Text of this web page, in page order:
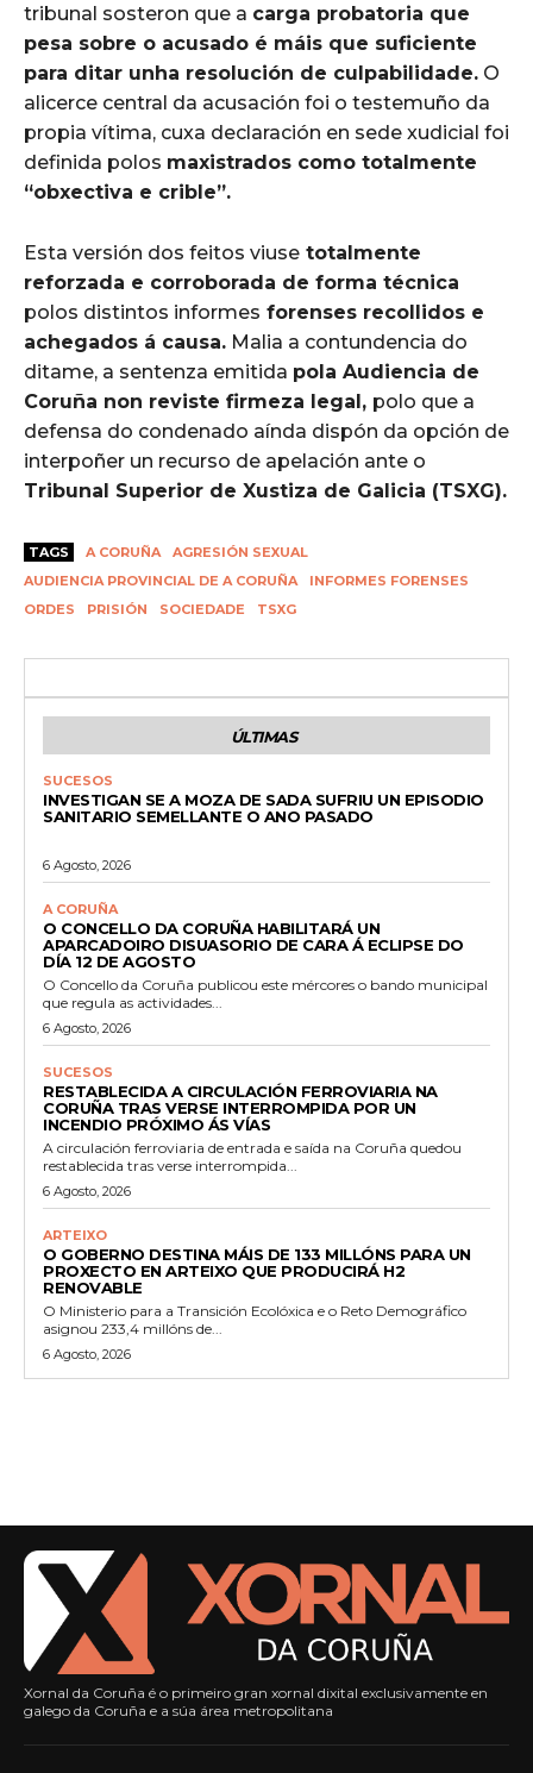
tribunal sosteron que a carga probatoria que
pesa sobre o acusado é máis que suficiente
para ditar unha resolución de culpabilidade. O
alicerce central da acusación foi o testemuño da
propia vítima, cuxa declaración en sede xudicial foi
definida polos maxistrados como totalmente
“obxectiva e crible”.
Esta versión dos feitos viuse totalmente
reforzada e corroborada de forma técnica
polos distintos informes forenses recollidos e
achegados á causa. Malia a contundencia do
ditame, a sentenza emitida pola Audiencia de
Coruña non reviste firmeza legal, polo que a
defensa do condenado aínda dispón da opción de
interpoñer un recurso de apelación ante o
Tribunal Superior de Xustiza de Galicia (TSXG).
TAGS A CORUÑA
AGRESIÓN SEXUAL
AUDIENCIA PROVINCIAL DE A CORUÑA
INFORMES FORENSES
ORDES
PRISIÓN SOCIEDADE TSXG
ÚLTIMAS
SUCESOS
INVESTIGAN SE A MOZA DE SADA SUFRIU UN EPISODIO
SANITARIO SEMELLANTE O ANO PASADO
6 Agosto, 2026
A CORUÑA
O CONCELLO DA CORUÑA HABILITARÁ UN
APARCADOIRO DISUASORIO DE CARA Á ECLIPSE DO
DÍA 12 DE AGOSTO
O Concello da Coruña publicou este mércores o bando municipal
que regula as actividades...
6 Agosto, 2026
SUCESOS
RESTABLECIDA A CIRCULACIÓN FERROVIARIA NA
CORUÑA TRAS VERSE INTERROMPIDA POR UN
INCENDIO PRÓXIMO ÁS VÍAS
A circulación ferroviaria de entrada e saída na Coruña quedou
restablecida tras verse interrompida...
6 Agosto, 2026
ARTEIXO
O GOBERNO DESTINA MÁIS DE 133 MILLÓNS PARA UN
PROXECTO EN ARTEIXO QUE PRODUCIRÁ H2
RENOVABLE
O Ministerio para a Transición Ecolóxica e o Reto Demográfico
asignou 233,4 millóns de...
6 Agosto, 2026
Xornal da Coruña é o primeiro gran xornal dixital exclusivamente en
galego da Coruña e a súa área metropolitana